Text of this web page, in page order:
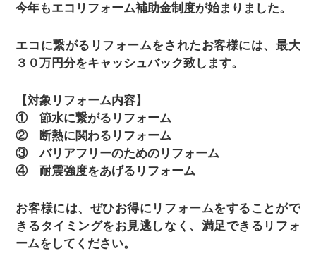
今年もエコリフォーム補助金制度が始まりました。
エコに繋がるリフォームをされたお客様には、最大
３０万円分をキャッシュバック致します。
【対象リフォーム内容】
① 節水に繋がるリフォーム
② 断熱に関わるリフォーム
③ バリアフリーのためのリフォーム
④ 耐震強度をあげるリフォーム
お客様には、ぜひお得にリフォームをすることがで
きるタイミングをお見逃しなく、満足できるリフォ
ームをしてください。